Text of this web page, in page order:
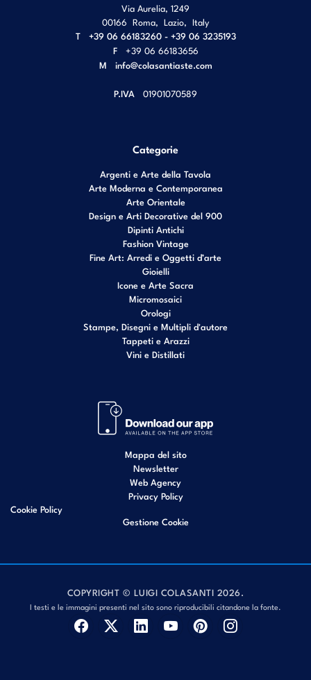
Via Aurelia, 1249
00166 Roma Lazio Italy
T
+39 06 66183260 - +39 06 3235193
F
+39 06 66183656
M info@colasantiaste.com
P.IVA 01901070589
Categorie
Argenti e Arte della Tavola
Arte Moderna e Contemporanea
Arte Orientale
Design e Arti Decorative del 900
Dipinti Antichi
Fashion Vintage
Fine Art: Arredi e Oggetti d’arte
Gioielli
Icone e Arte Sacra
Micromosaici
Orologi
Stampe, Disegni e Multipli d'autore
Tappeti e Arazzi
Vini e Distillati
Mappa del sito
Newsletter
Web Agency
Privacy Policy
Cookie Policy
Gestione Cookie
COPYRIGHT © LUIGI COLASANTI 2026.
I testi e le immagini presenti nel sito sono riproducibili citandone la fonte.